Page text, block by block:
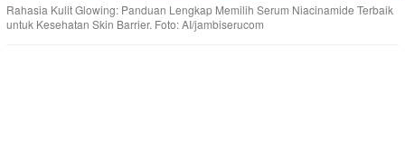
Rahasia Kulit Glowing: Panduan Lengkap Memilih Serum Niacinamide Terbaik
untuk Kesehatan Skin Barrier. Foto: AI/jambiserucom